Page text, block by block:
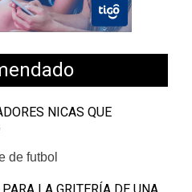
NICAS QUE